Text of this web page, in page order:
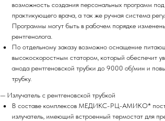
возможность создания персональных программ
практикующего врача, а так же ручная система
Программы могут быть в рабочем порядке
рентгенолога.
По отдельному заказу возможно оснащение
высокоскоростным статором, который обеспечит
анода рентгеновской трубки до 9000 об/мин и
трубку.
— Излучатель с рентгеновской трубкой
В составе комплексов МЕДИКС-РЦ-АМИКО*
излучатель, имеющий встроенный термостат для